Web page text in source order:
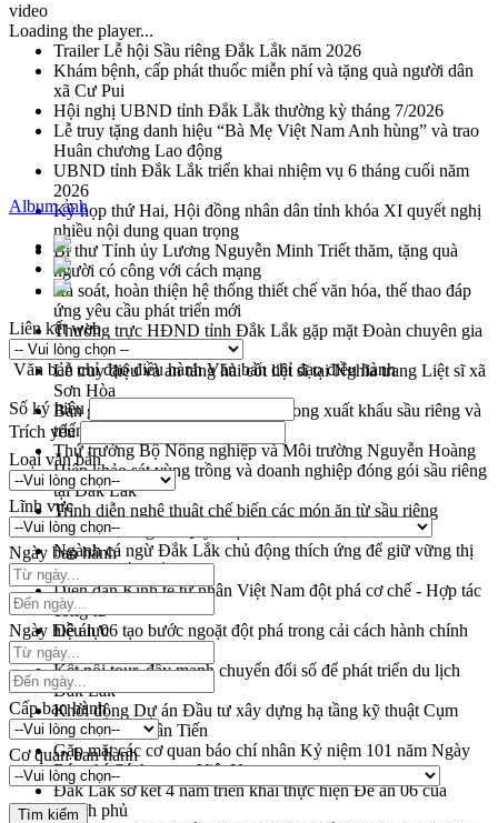
video
Loading the player...
Trailer Lễ hội Sầu riêng Đắk Lắk năm 2026
Khám bệnh, cấp phát thuốc miễn phí và tặng quà người dân
xã Cư Pui
Hội nghị UBND tỉnh Đắk Lắk thường kỳ tháng 7/2026
Lễ truy tặng danh hiệu “Bà Mẹ Việt Nam Anh hùng” và trao
Huân chương Lao động
UBND tỉnh Đắk Lắk triển khai nhiệm vụ 6 tháng cuối năm
2026
Kỳ họp thứ Hai, Hội đồng nhân dân tỉnh khóa XI quyết nghị
nhiều nội dung quan trọng
Bí thư Tỉnh ủy Lương Nguyễn Minh Triết thăm, tặng quà
người có công với cách mạng
Rà soát, hoàn thiện hệ thống thiết chế văn hóa, thể thao đáp
ứng yêu cầu phát triển mới
Thường trực HĐND tỉnh Đắk Lắk gặp mặt Đoàn chuyên gia
y tế TP. Hồ Chí Minh
Lễ truy điệu và an táng hài cốt liệt sĩ tại Nghĩa trang Liệt sĩ xã
Sơn Hòa
Bàn giải pháp tháo gỡ khó khăn trong xuất khẩu sầu riêng và
triển khai quy định EUDR
Thứ trưởng Bộ Nông nghiệp và Môi trường Nguyễn Hoàng
Hiệp khảo sát vùng trồng và doanh nghiệp đóng gói sầu riêng
tại Đắk Lắk
Trình diễn nghệ thuật chế biến các món ăn từ sầu riêng
Đắk Lắk công bố Quy hoạch và xúc tiến đầu tư tỉnh
Ngành cá ngừ Đắk Lắk chủ động thích ứng để giữ vững thị
trường xuất khẩu
Diễn đàn Kinh tế tư nhân Việt Nam đột phá cơ chế - Hợp tác
công tư
Đề án 06 tạo bước ngoặt đột phá trong cải cách hành chính
tỉnh Đắk Lắk
Kết nối tour, đẩy mạnh chuyển đổi số để phát triển du lịch
Đắk Lắk
Khởi động Dự án Đầu tư xây dựng hạ tầng kỹ thuật Cụm
công nghiệp Tân Tiến
Gặp mặt các cơ quan báo chí nhân Kỷ niệm 101 năm Ngày
Báo chí Cách mạng Việt Nam
Đắk Lắk sơ kết 4 năm triển khai thực hiện Đề án 06 của
Chính phủ
Album ảnh
Liên kết web
Văn bản chỉ đạo điều hành Văn bản chỉ đạo điều hành
Số ký hiệu
Trích yếu
Loại văn bản
Lĩnh vực
Ngày ban hành
Ngày hiệu lực
Cấp ban hành
Cơ quan ban hành